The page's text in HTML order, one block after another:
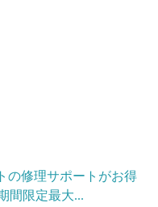
の修理サポートがお得
間限定最大...